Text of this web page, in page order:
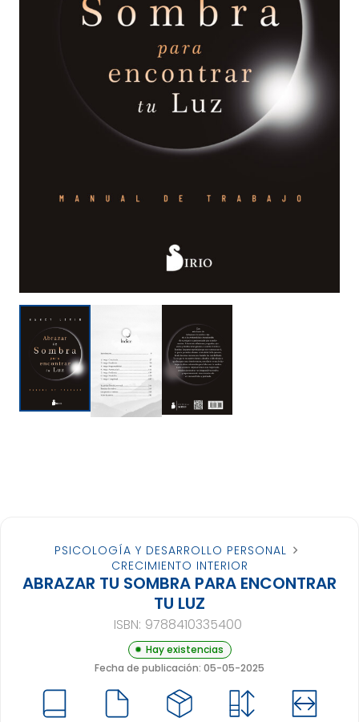
PSICOLOGÍA Y DESARROLLO PERSONAL
CRECIMIENTO INTERIOR
ABRAZAR TU SOMBRA PARA ENCONTRAR
TU LUZ
ISBN: 9788410335400
Hay existencias
Fecha de publicación: 05-05-2025